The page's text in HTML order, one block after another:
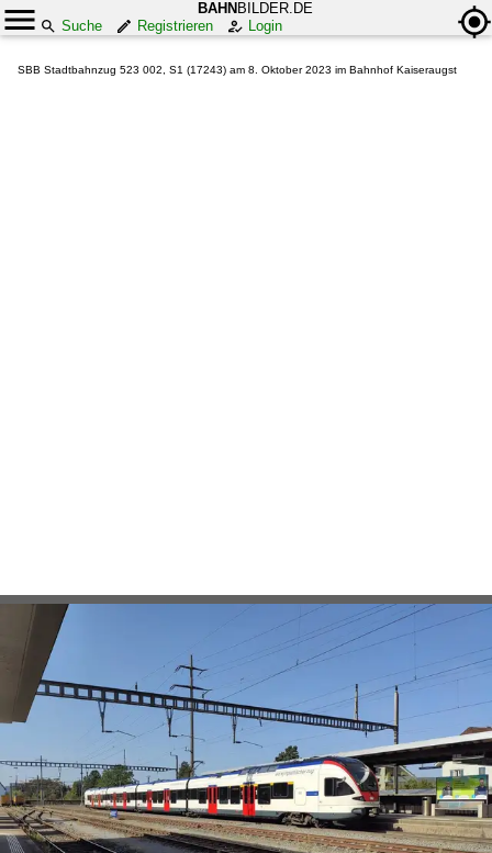
BAHN BILDER.DE
Suche
Registrieren Login
SBB Stadtbahnzug 523 002, S1 (17243) am 8. Oktober 2023 im Bahnhof Kaiseraugst